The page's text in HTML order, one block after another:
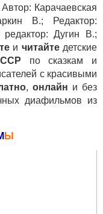
Карачаевская
В.; Редактор:
Дугин В.;
и читайтедетские
по сказкам и
с красивыми
, онлайн и без
диафильмов из
Ы